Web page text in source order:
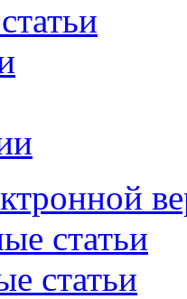
статьи
статьи